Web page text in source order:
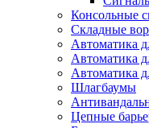
Консольные
Складные
Автоматика
Автоматика
Автоматика
Шлагбаумы
Цепные